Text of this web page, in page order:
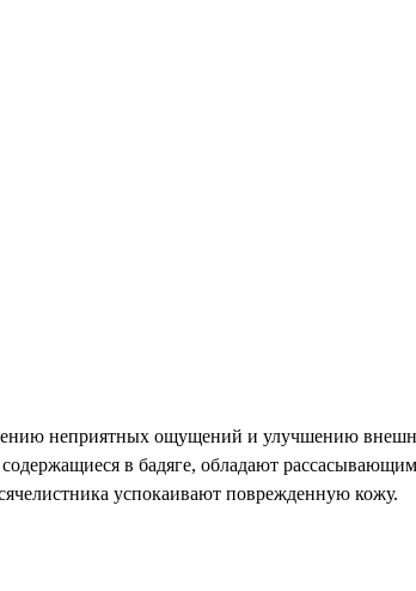
неприятных ощущений и улучшению
в бадяге, обладают
успокаивают поврежденную кожу.